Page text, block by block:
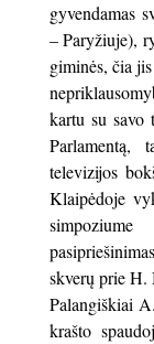
gyvendamas
– Paryžiuje),
giminės, čia
kartu su savo
televizijos
Klaipėdoje
skverų prie H.
Palangiškiai
krašto